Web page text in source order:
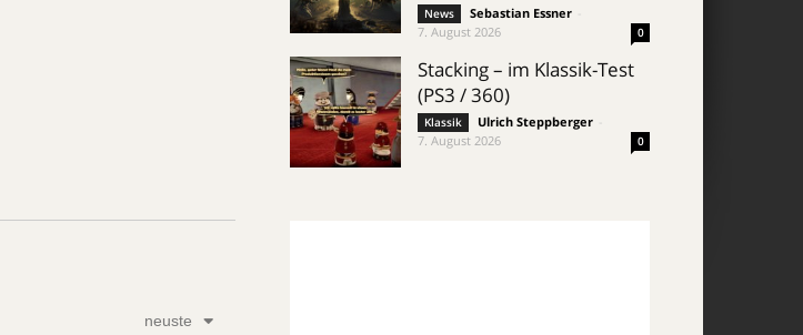
neuste
News Sebastian Essner
7. August 2026
0
Stacking – im Klassik-Test
(PS3 / 360)
Klassik Ulrich Steppberger
7. August 2026
0